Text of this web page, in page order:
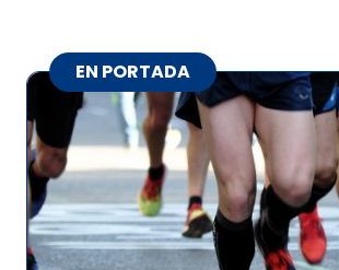
EN PORTADA